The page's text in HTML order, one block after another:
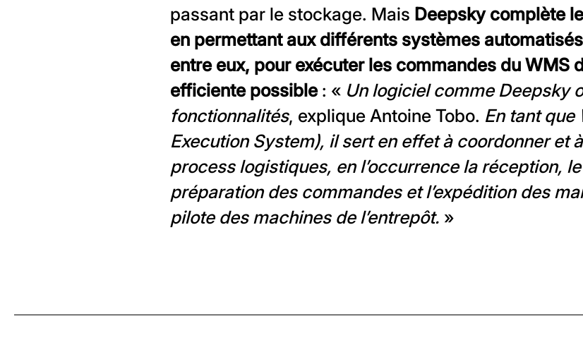
passant par le stockage. Mais Deepsky complète
en permettant aux différents systèmes
entre eux, pour exécuter les commandes du WMS
efficiente possible: « Un logiciel comme Deepsky
fonctionnalités, explique Antoine Tobo. En tant que
Execution System), il sert en effet à coordonner et
process logistiques, en l’occurrence la réception,
préparation des commandes et l’expédition des
pilote des machines de l’entrepôt. »